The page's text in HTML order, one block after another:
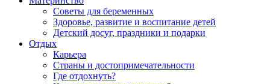
Советы для беременных
Здоровье, развитие и воспитание детей
Детский досуг, праздники и подарки
Отдых
Карьера
Страны и достопримечательности
Где отдохнуть?